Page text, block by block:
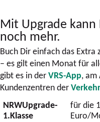
Mit Upgrade
noch mehr.
Buch Dir einfach das
– es gilt einen Monat für
gibt es in derVRS-App, am
Kundenzentren der
NRWUpgrade­
1.Klasse
für die
Euro/